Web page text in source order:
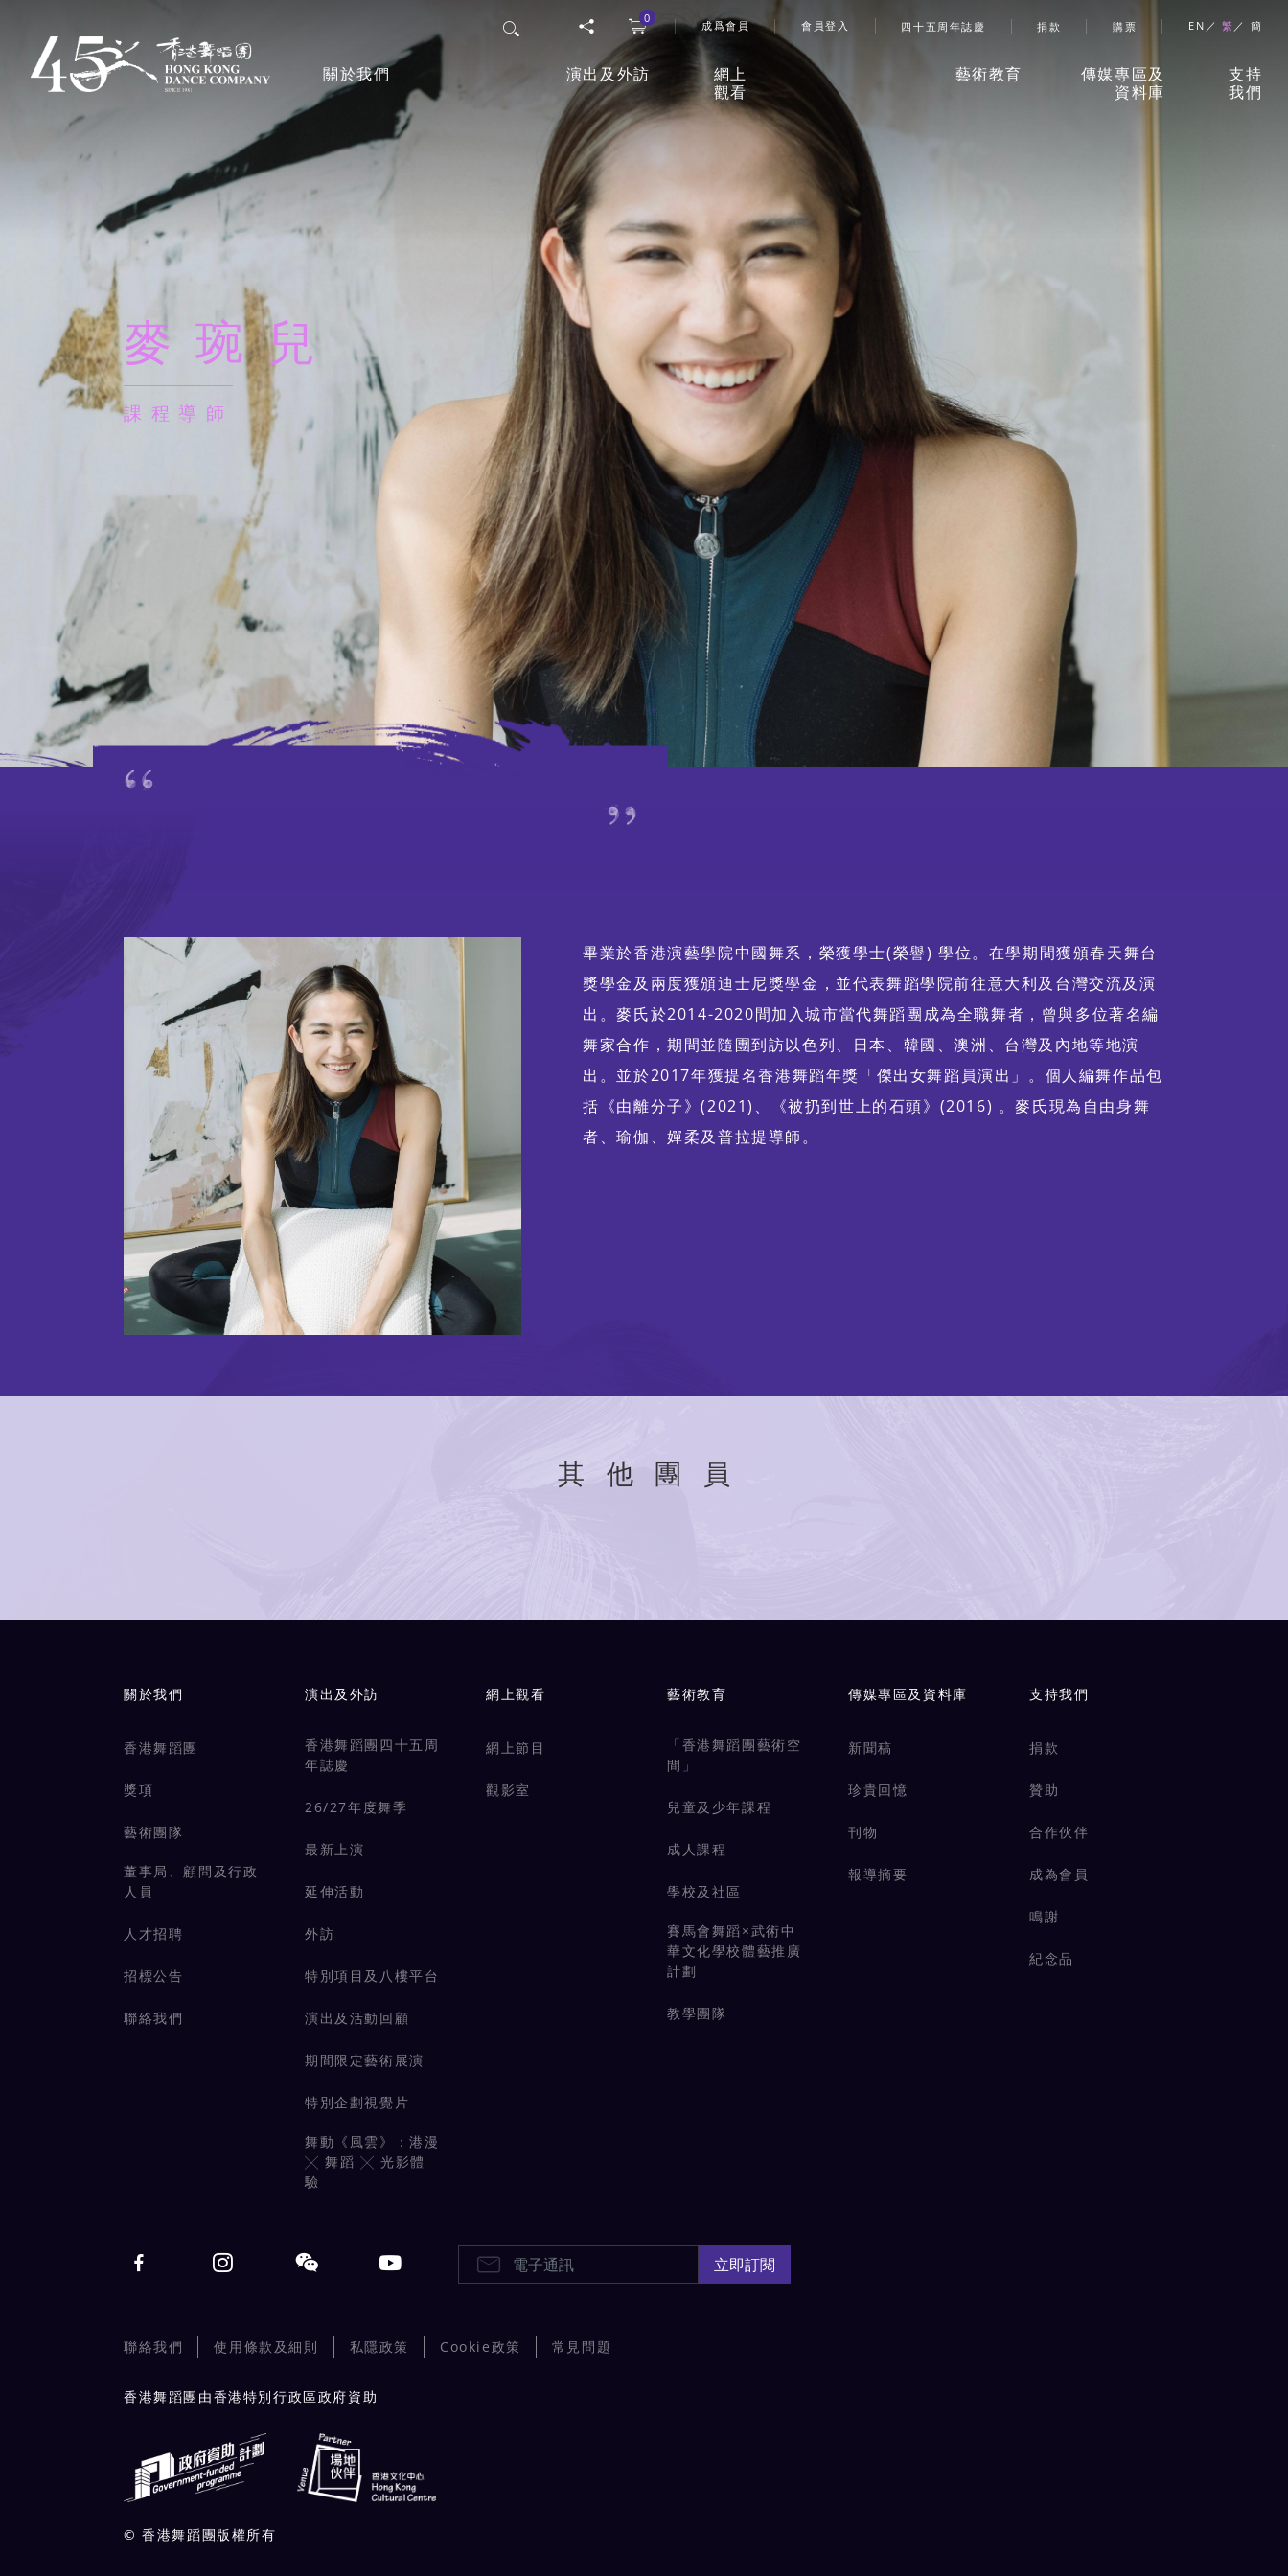
0
成爲會員 User account menu
會員登入 四十五周年誌慶 捐款 購票 EN 繁 簡
主導覽en
關於我們
香港舞蹈團
董事局、顧問及
行政人員
人才招聘
聯絡我們
演出及外訪
香港舞蹈團四十五周年誌慶
26/27年度舞季
最新上演
延伸活動
外訪
特別項目及八樓平台
演出及活動回顧
期間限定藝術展演
網上
觀看
觀影
室
藝術教育
「香港舞蹈團藝術空間」
學校及社區
賽馬會舞蹈×武術中華文化學
傳媒專區及
資料庫
支持
我們
麥琬兒
課程導師
畢業於香港演藝學院中國舞系，榮獲學士(榮譽) 學位。在學期間獲頒春天舞台
獎學金及兩度獲頒迪士尼獎學金，並代表舞蹈學院前往意大利及台灣交流及演
出。麥氏於2014-2020間加入城市當代舞蹈團成為全職舞者，曾與多位著名編
舞家合作，期間並隨團到訪以色列、日本、韓國、澳洲、台灣及內地等地演
出。並於2017年獲提名香港舞蹈年獎「傑出女舞蹈員演出」。個人編舞作品包
括《由離分子》(2021)、《被扔到世上的石頭》(2016) 。麥氏現為自由身舞
者、瑜伽、嬋柔及普拉提導師。
其他團員
Main navigation
關於我們
香港舞蹈團
獎項
藝術團隊
董事局、顧問及行政
人員
人才招聘
招標公告
聯絡我們
演出及外訪
香港舞蹈團四十五周
年誌慶
26/27年度舞季
最新上演
延伸活動
外訪
特別項目及八樓平台
演出及活動回顧
期間限定藝術展演
特別企劃視覺片
舞動《風雲》：港漫
╳ 舞蹈 ╳ 光影體
驗
網上觀看
網上節目
觀影室
藝術教育
「香港舞蹈團藝術空
間」
兒童及少年課程
成人課程
學校及社區
賽馬會舞蹈×武術中
華文化學校體藝推廣
計劃
教學團隊
傳媒專區及資料庫
新聞稿
珍貴回憶
刊物
報導摘要
支持我們
捐款
贊助
合作伙伴
成為會員
鳴謝
紀念品
E-Newsletters 立即訂閱
聯絡我們 使用條款及細則 私隱政策 Cookie政策 常見問題
香港舞蹈團由香港特別行政區政府資助
© 香港舞蹈團版權所有